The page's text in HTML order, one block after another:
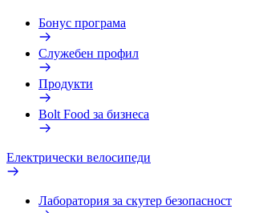
Бонус програма
Служебен профил
Продукти
Bolt Food за бизнеса
Електрически велосипеди
Лаборатория за скутер безопасност